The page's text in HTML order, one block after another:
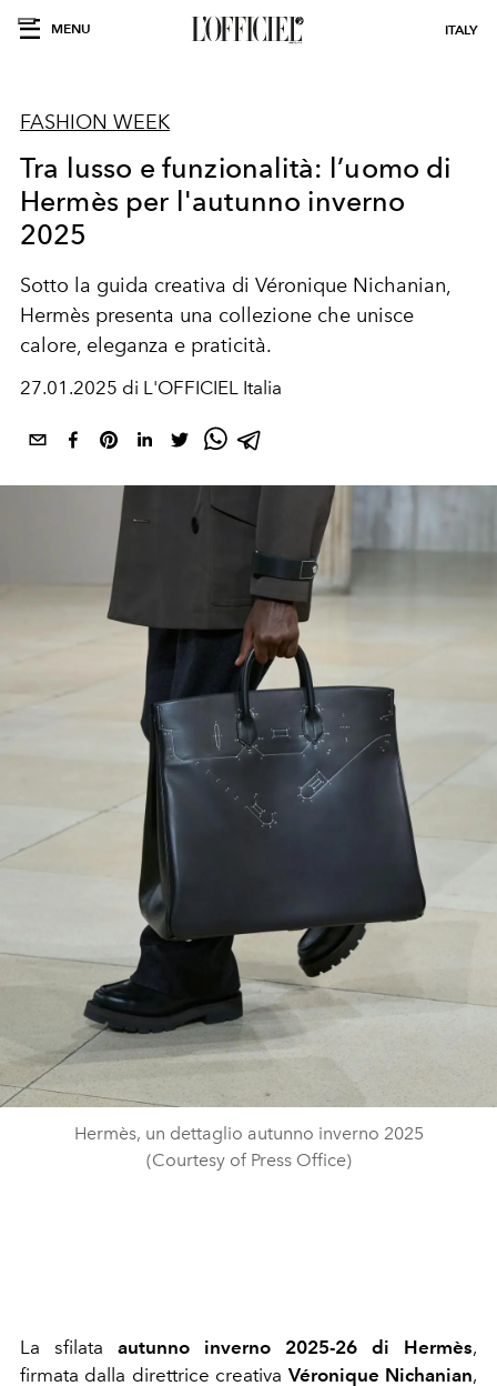
MENU ITALY
FASHION WEEK
Tra lusso e funzionalità: l’uomo di
Hermès per l'autunno inverno
2025
Sotto la guida creativa di Véronique Nichanian,
Hermès presenta una collezione che unisce
calore, eleganza e praticità.
27.01.2025 di L'OFFICIEL Italia
Hermès, un dettaglio autunno inverno 2025
(Courtesy of Press Office)
La sfilata autunno inverno 2025-26 di Hermès,
firmata dalla direttrice creativa Véronique Nichanian,